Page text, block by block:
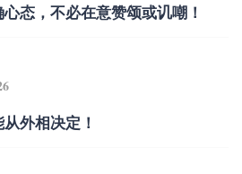
态，不必在意赞颂或讥嘲！
外相决定！